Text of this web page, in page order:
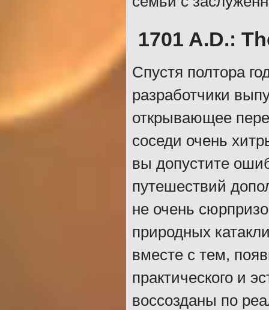
1701 A.D.:
Спустя полтора
разработчики
открывающее
соседи очень
вы допустите
путешествий
не очень
природных
вместе с тем,
практического и
воссозданы по